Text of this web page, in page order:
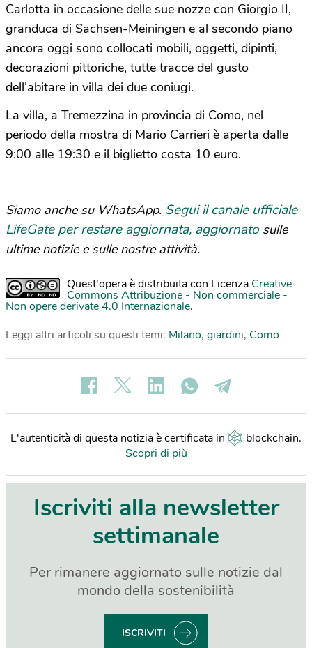
Carlotta in occasione delle sue nozze con Giorgio II,
granduca di Sachsen-Meiningen e al secondo piano
ancora oggi sono collocati mobili, oggetti, dipinti,
decorazioni pittoriche, tutte tracce del gusto
dell’abitare in villa dei due coniugi.
La villa, a Tremezzina in provincia di Como, nel
periodo della mostra di Mario Carrieri è aperta dalle
9:00 alle 19:30 e il biglietto costa 10 euro.
Siamo anche su WhatsApp. Segui il canale ufficiale
LifeGate per restare aggiornata, aggiornato sulle
ultime notizie e sulle nostre attività.
Quest'opera è distribuita con Licenza Creative
Commons Attribuzione - Non commerciale -
Non opere derivate 4.0 Internazionale.
Leggi altri articoli su questi temi: Milano, giardini, Como
L'autenticità di questa notizia è certificata in blockchain.
Scopri di più
Iscriviti alla newsletter
settimanale
Per rimanere aggiornato sulle notizie dal
mondo della sostenibilità
ISCRIVITI